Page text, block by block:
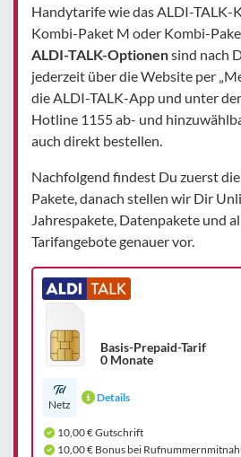
Handytarife wie das ALDI-TALK-
Kombi-Paket M oder Kombi-
ALDI-TALK-Optionensind nach
jederzeit über die Website per
die ALDI-TALK-App und unter
Hotline 1155 ab- und
auch direkt bestellen.
Nachfolgend findest Du zuerst
Pakete, danach stellen wir Dir
Jahrespakete, Datenpakete und
Tarifangebote genauer vor.
Basis-Prepaid-Tarif
0 Monate
Netz
Details
10,00 € Gutschrift
10,00 € Bonus bei